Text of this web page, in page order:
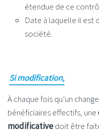
étendue de ce
Date à laquelle il est
société.
Si modification,
À chaque fois qu’un
bénéficiaires effectifs, une
modificativedoit être